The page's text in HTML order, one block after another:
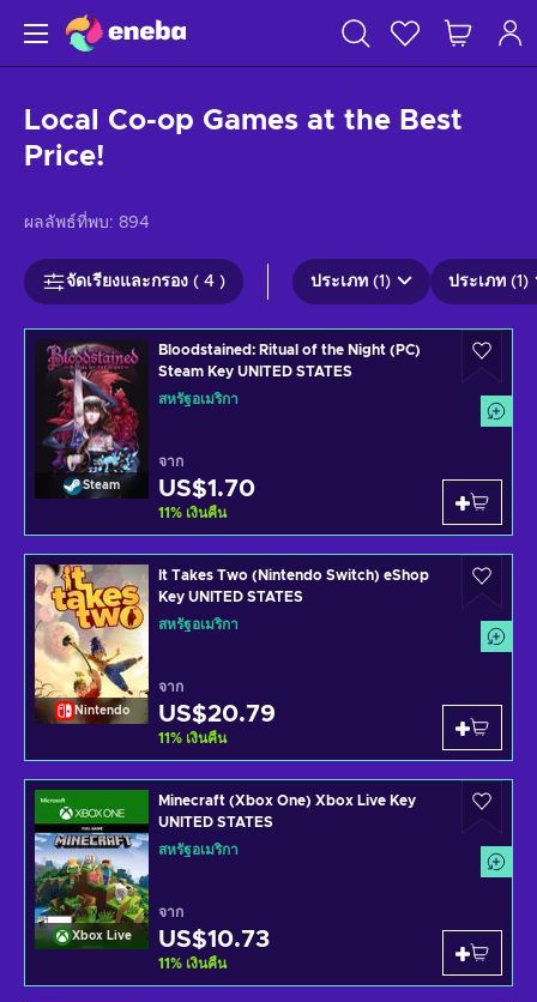
Local Co-op Games at the Best
Price!
ผลลัพธ์ที่พบ: 894
จัดเรียงและกรอง ( 4 ) ประเภท (1) ประเภท (1)
Steam
Bloodstained: Ritual of the Night (PC)
Steam Key UNITED STATES
สหรัฐอเมริกา
จาก
US$1.70
11% เงินคืน
Nintendo
It Takes Two (Nintendo Switch) eShop
Key UNITED STATES
สหรัฐอเมริกา
จาก
US$20.79
11% เงินคืน
Xbox Live
Minecraft (Xbox One) Xbox Live Key
UNITED STATES
สหรัฐอเมริกา
จาก
US$10.73
11% เงินคืน